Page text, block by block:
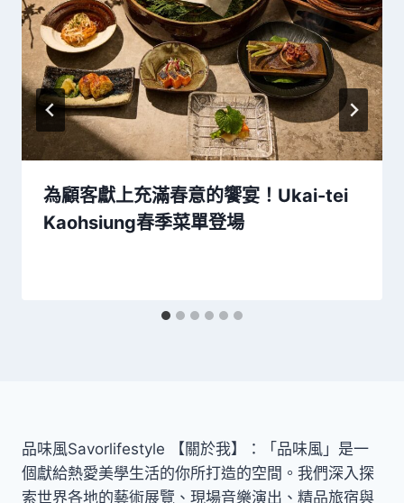
為顧客獻上充滿春意的饗宴！Ukai-tei
Kaohsiung春季菜單登場
品味風Savorlifestyle 【關於我】：「品味風」是一
個獻給熱愛美學生活的你所打造的空間。我們深入探
索世界各地的藝術展覽、現場音樂演出、精品旅宿與